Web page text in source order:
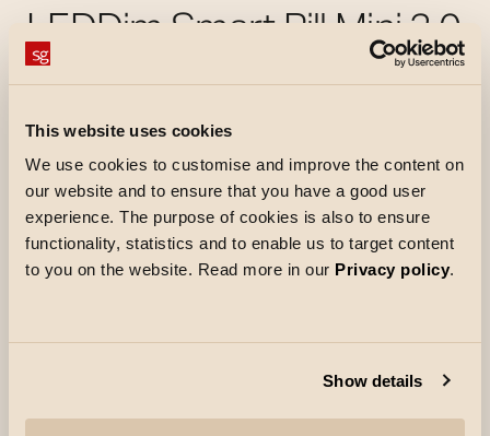
This website uses cookies
We use cookies to customise and improve the content on
our website and to ensure that you have a good user
experience. The purpose of cookies is also to ensure
functionality, statistics and to enable us to target content
to you on the website. Read more in our Privacy policy.
Show details
LEDDim Smart Pill Mini 3.0
LEDDim Smart Pill Mini 3.0 er en
eksisterende eller ny belysning, og kan styres via
ordinære brytere, Smart‑brytere eller SG
Smart‑appen.
Funksjoner som tidsstyring og astrour er
integrert i enheten